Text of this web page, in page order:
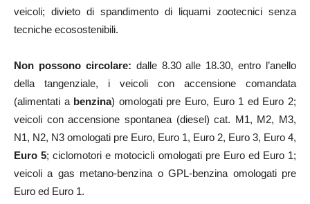
veicoli; divieto di spandimento di liquami zootecnici senza
tecniche ecosostenibili.
Non possono circolare: dalle 8.30 alle 18.30, entro l’anello
della tangenziale, i veicoli con accensione comandata
(alimentati a benzina) omologati pre Euro, Euro 1 ed Euro 2;
veicoli con accensione spontanea (diesel) cat. M1, M2, M3,
N1, N2, N3 omologati pre Euro, Euro 1, Euro 2, Euro 3, Euro 4,
Euro 5; ciclomotori e motocicli omologati pre Euro ed Euro 1;
veicoli a gas metano-benzina o GPL-benzina omologati pre
Euro ed Euro 1.